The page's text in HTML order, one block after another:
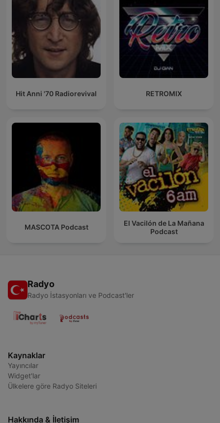
Hit Anni '70 Radiorevival RETROMIX
MASCOTA Podcast
El Vacilón de La Mañana
Podcast
Radyo
Radyo İstasyonları ve Podcast'ler
Kaynaklar
Yayıncılar
Widget'lar
Ülkelere göre Radyo Siteleri
Hakkında & İletişim